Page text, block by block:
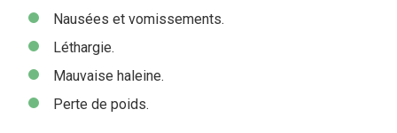
Nausées et vomissements.
Léthargie.
Mauvaise haleine.
Perte de poids.